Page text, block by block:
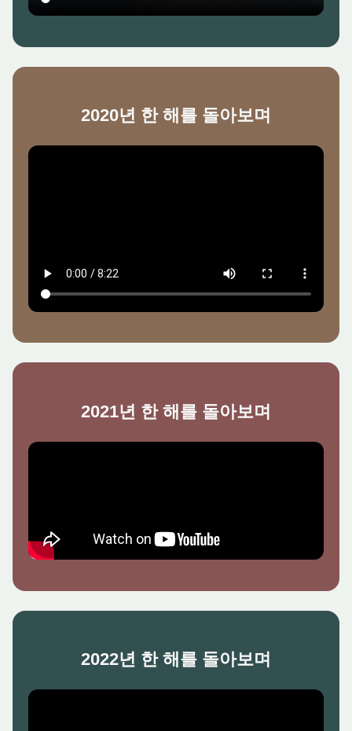
2020년 한 해를 돌아보며
2021년 한 해를 돌아보며
2022년 한 해를 돌아보며